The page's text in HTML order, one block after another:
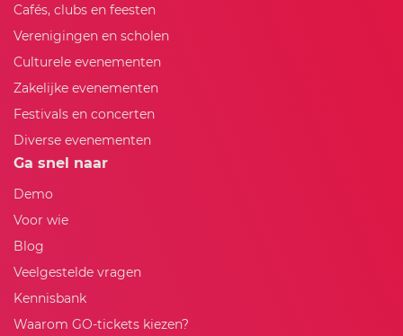
Cafés, clubs en feesten
Verenigingen en scholen
Culturele evenementen
Zakelijke evenementen
Festivals en concerten
Diverse evenementen
Ga snel naar
Demo
Voor wie
Blog
Veelgestelde vragen
Kennisbank
Waarom GO-tickets kiezen?